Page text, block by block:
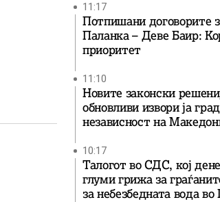
11:17
Потпишани договорите
Паланка – Деве Баир:
приоритет
11:10
Новите законски
обновливи извори ја
независност на
10:17
Талогот во СДС, кој
глуми грижа за
за небезбедната вода во